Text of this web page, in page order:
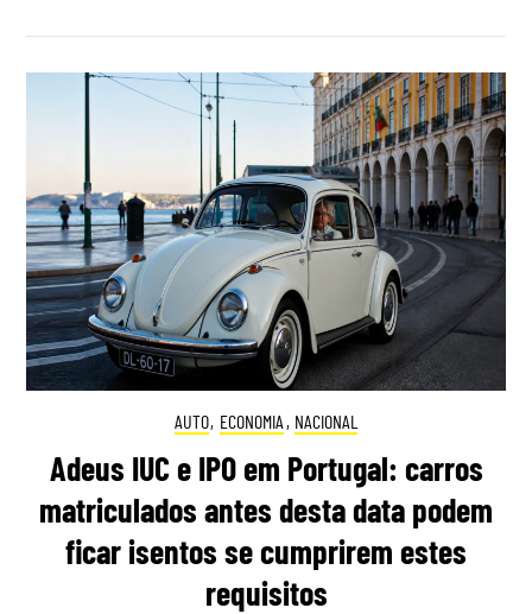
AUTO, ECONOMIA , NACIONAL
Adeus IUC e IPO em Portugal: carros
matriculados antes desta data podem
ficar isentos se cumprirem estes
requisitos